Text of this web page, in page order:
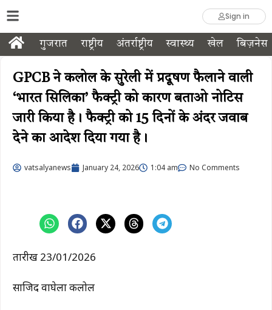
Sign in
गुजरात राष्ट्रीय अंतर्राष्ट्रीय स्वास्थ्य खेल बिज़नेस
GPCB ने कलोल के सुरेली में प्रदूषण फैलाने वाली
‘भारत सिलिका’ फैक्ट्री को कारण बताओ नोटिस
जारी किया है। फैक्ट्री को 15 दिनों के अंदर जवाब
देने का आदेश दिया गया है।
vatsalyanews January 24, 2026 1:04 am No Comments
तारीख 23/01/2026
साजिद वाघेला कलोल